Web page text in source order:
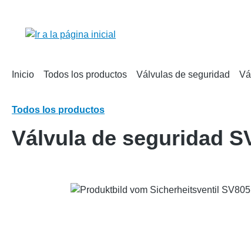
Inicio Todos los productos Válvulas de seguridad
Todos los productos
Válvula de seguridad
Omitir galería de imágenes